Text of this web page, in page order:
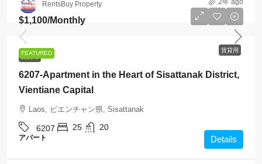
RentsBuy Property 2年 ago
FEATURED 賃貸用
$1,100/Monthly
賃貸用
6207-Apartment in the Heart of Sisattanak District,
Vientiane Capital
Laos, ビエンチャン県, Sisattanak
6207 25 20
アパート Details